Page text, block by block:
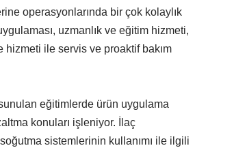
operasyonlarında bir çok kolaylık
uzmanlık ve eğitim hizmeti,
ile servis ve proaktif bakım
eğitimlerde ürün uygulama
konuları işleniyor. İlaç
sistemlerinin kullanımı ile ilgili